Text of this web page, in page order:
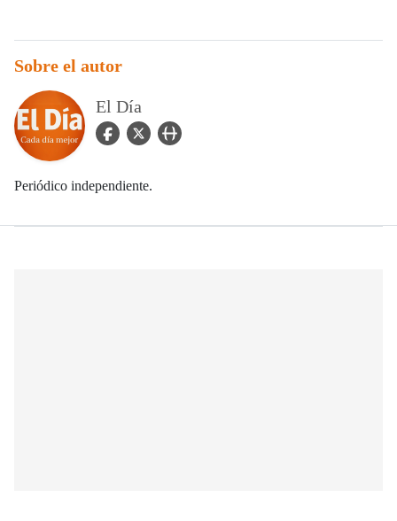
Sobre el autor
El Día
facebook Icon
twitter Iconuser_url Icon
Periódico independiente.